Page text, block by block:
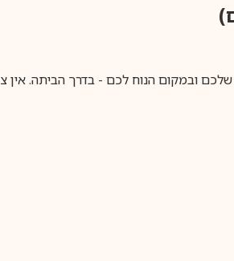
ובמקום הנוח לכם - בדרך הביתה. אין